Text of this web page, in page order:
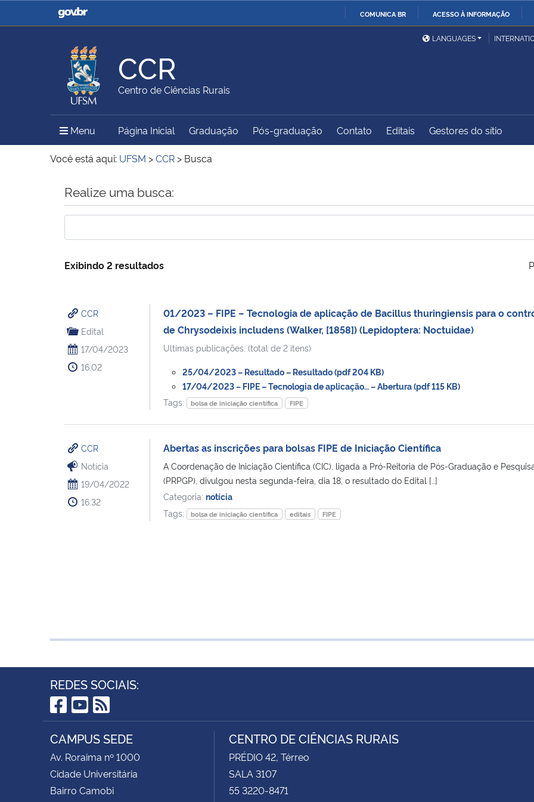
COMUNICA BR ACESSO À INFORMAÇÃO
Casa Civil
Ministério da Justiça e
Ministério da Defesa
Ministério das Relações
Exteriores
Ministério da Agricultura,
Pecuária e Abastecimento
Ministério da Educação
Ministério do Meio Ambiente Ministério do Turismo
Ministério do
Controladoria-Geral da
LANGUAGES
CCR
Centro de Ciências Rurais
Menu Menu Principal do Sítio
Página Inicial Graduação Pós-graduação Contato Editais Gestores do sítio
Você está aqui: UFSM >CCR > Busca
Início do conteúdo
Realize uma busca:
Exibindo 2 resultados
CCR
Edital
17/04/2023
16:02
01/2023 – FIPE – Tecnologia de aplicação de Bacillus thuringiensis para o
de Chrysodeixis includens (Walker, [1858]) (Lepidoptera: Noctuidae)
Ultimas publicações: (total de 2 itens)
25/04/2023 – Resultado – Resultado (pdf 204 KB)
17/04/2023 – FIPE – Tecnologia de aplicação… – Abertura (pdf 115 KB)
Tags:
bolsa de iniciação científica FIPE
CCR
Notícia
19/04/2022
16:32
Abertas as inscrições para bolsas FIPE de Iniciação Científica
A Coordenação de Iniciação Científica (CIC), ligada a Pró-Reitoria de Pós-Graduação e
(PRPGP), divulgou nesta segunda-feira, dia 18, o resultado do Edital […]
Categoria: notícia
Tags:
bolsa de iniciação científica editais FIPE
REDES SOCIAIS:
Facebook
YouTube
RSS
CAMPUS SEDE
Av. Roraima nº 1000
Cidade Universitária
Bairro Camobi
CENTRO DE CIÊNCIAS RURAIS
PRÉDIO 42, Térreo
SALA 3107
55 3220-8471